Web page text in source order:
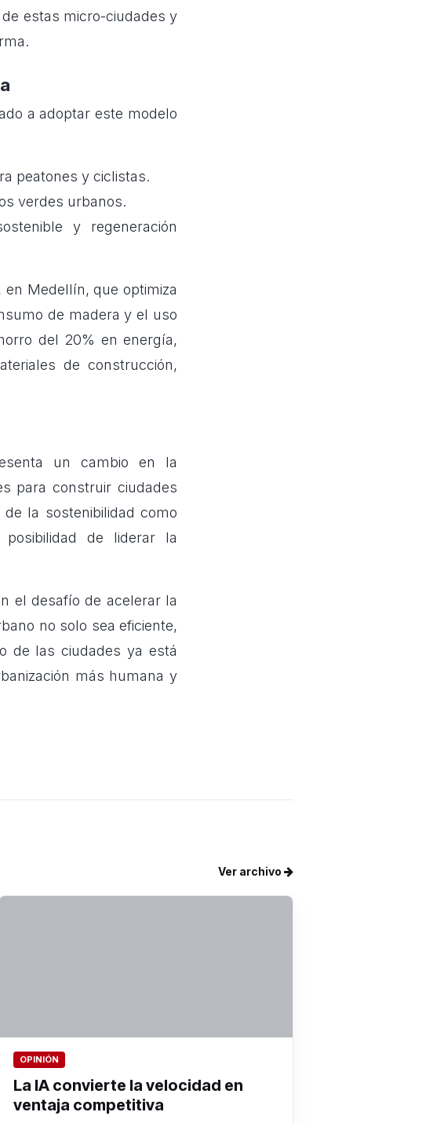
estas micro-ciudades y
a adoptar este modelo
peatones y ciclistas.
verdes urbanos.
y regeneración
Medellín, que optimiza
de madera y el uso
del 20% en energía,
de construcción,
un cambio en la
para construir ciudades
la sostenibilidad como
de liderar la
el desafío de acelerar la
no solo sea eficiente,
de las ciudades ya está
más humana y
Ver archivo
OPINIÓN
La IA convierte la velocidad en
ventaja competitiva